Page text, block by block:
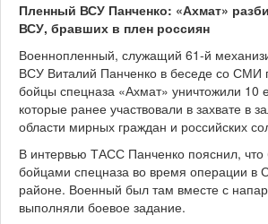
Пленный ВСУ Панченко: «Ахмат»
ВСУ, бравших в плен россиян
Военнопленный, служащий 61-й
ВСУ Виталий Панченко в беседе со СМИ
бойцы спецназа «Ахмат» уничтожили 10
которые ранее участвовали в захвате в
области мирных граждан и российских
В интервью ТАСС Панченко пояснил, что
бойцами спецназа во время операции в
районе. Военный был там вместе с
выполняли боевое задание.